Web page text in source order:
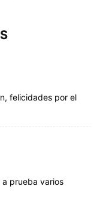
felicidades por el
prueba varios